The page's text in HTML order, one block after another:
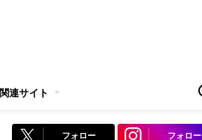
関連サイト
フォロー フォロー